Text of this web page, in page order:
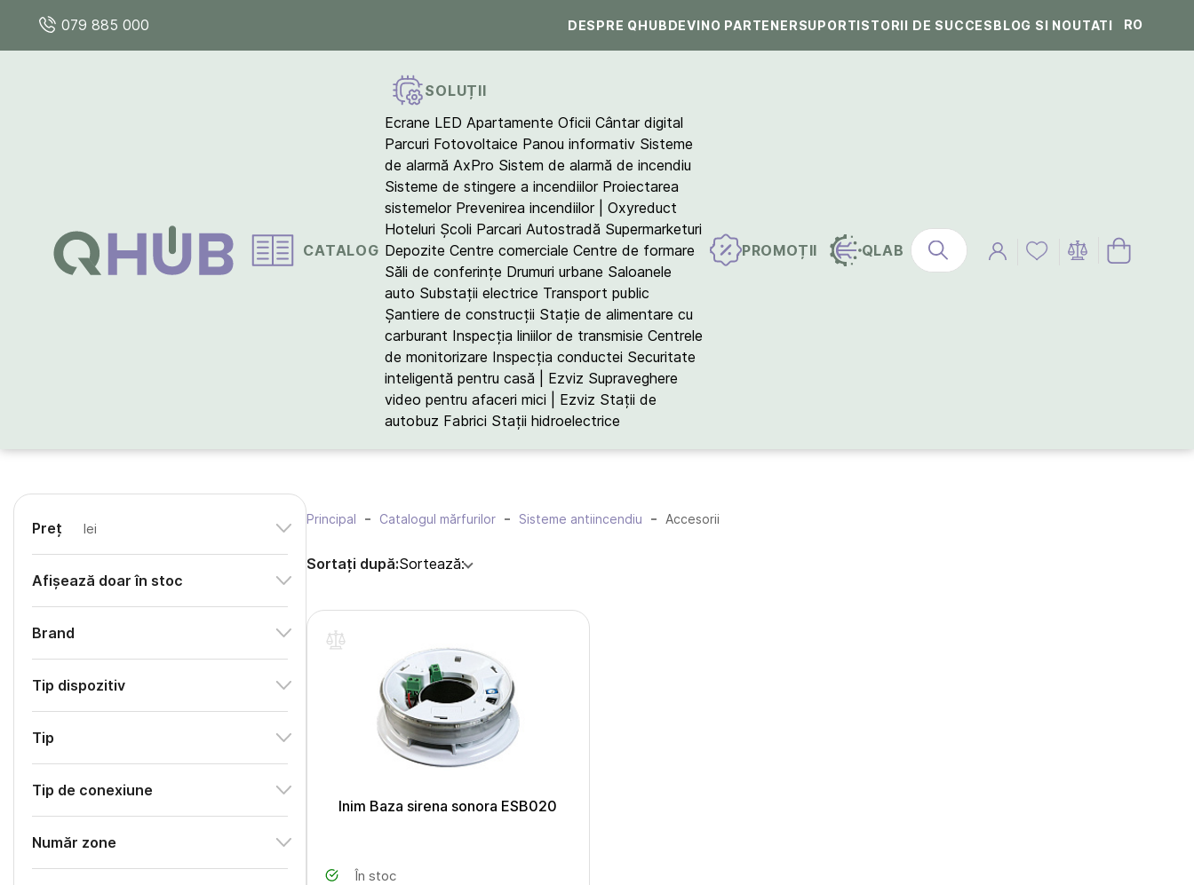
079 885 000 DESPRE QHUBDEVINO PARTENERSUPORTISTORII DE SUCCESBLOG SI NOUTATI RO
CATALOG
SOLUȚII
Ecrane LED Apartamente Oficii Cântar digital
Parcuri Fotovoltaice Panou informativ Sisteme
de alarmă AxPro Sistem de alarmă de incendiu
Sisteme de stingere a incendiilor Proiectarea
sistemelor Prevenirea incendiilor | Oxyreduct
Hoteluri Școli Parcari Autostradă Supermarketuri
Depozite Centre comerciale Centre de formare
Săli de conferințe Drumuri urbane Saloanele
auto Substații electrice Transport public
Șantiere de construcții Stație de alimentare cu
carburant Inspecția liniilor de transmisie Centrele
de monitorizare Inspecția conductei Securitate
inteligentă pentru casă | Ezviz Supraveghere
video pentru afaceri mici | Ezviz Stații de
autobuz Fabrici Stații hidroelectrice
PROMOȚII QLAB
Preț lei
Afișează doar în stoc
Brand
Tip dispozitiv
Tip
Tip de conexiune
Număr zone
Principal Catalogul mărfurilor Sisteme antiincendiu Accesorii
Sortați după:Sortează:
Inim Baza sirena sonora ESB020
În stoc